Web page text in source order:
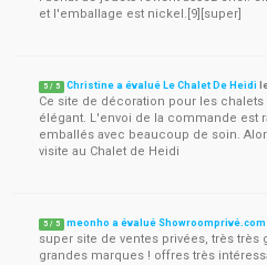
et l'emballage est nickel.[9][super]
5 / 5 Christine a évalué Le Chalet De Heidi
Ce site de décoration pour les
élégant. L'envoi de la commande est
emballés avec beaucoup de soin.
visite au Chalet de Heidi
5 / 5 meonho a évalué Showroomprivé.com
super site de ventes privées, très très
grandes marques ! offres très